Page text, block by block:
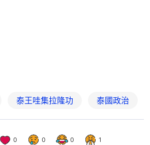
泰王哇集拉隆功 泰國政治
0 0 0 1